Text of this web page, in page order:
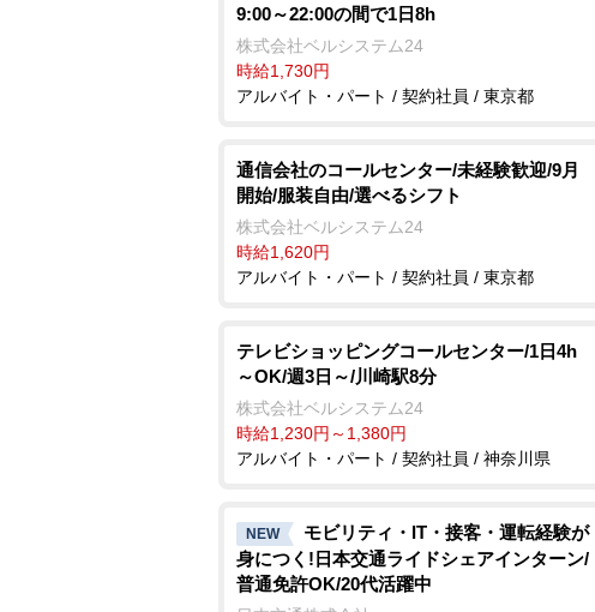
9:00～22:00の間で1日8h
株式会社ベルシステム24
時給1,730円
アルバイト・パート / 契約社員 / 東京都
通信会社のコールセンター/未経験歓迎/9月
開始/服装自由/選べるシフト
株式会社ベルシステム24
時給1,620円
アルバイト・パート / 契約社員 / 東京都
テレビショッピングコールセンター/1日4h
～OK/週3日～/川崎駅8分
株式会社ベルシステム24
時給1,230円～1,380円
アルバイト・パート / 契約社員 / 神奈川県
NEW
モビリティ・IT・接客・運転経験が
身につく!日本交通ライドシェアインターン/
普通免許OK/20代活躍中